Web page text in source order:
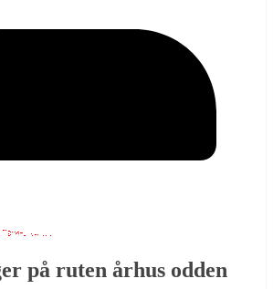
på ruten århus odden